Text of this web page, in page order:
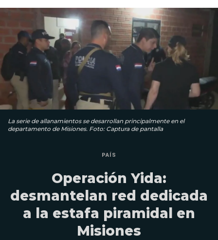
La serie de allanamientos se desarrollan principalmente en el
departamento de Misiones. Foto: Captura de pantalla
PAÍS
Operación Yida:
desmantelan red dedicada
a la estafa piramidal en
Misiones